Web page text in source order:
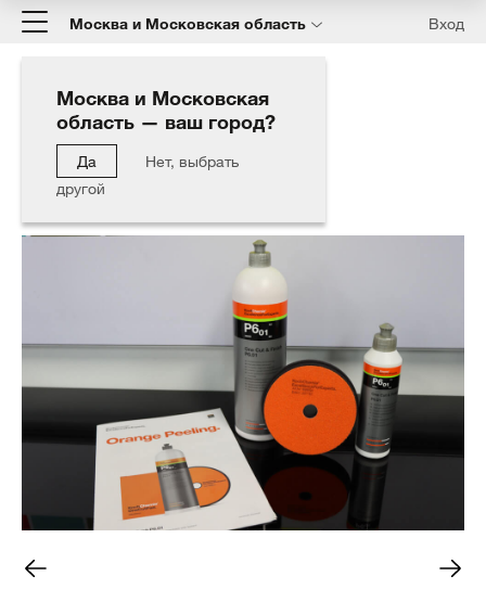
Москва и Московская область
Москва и Московская
область — ваш город?
Да
Нет, выбрать
другой
Вход
Главная Блог One Cut & Finish P6.01
One Cut & Finish P6.01
08.12.2020